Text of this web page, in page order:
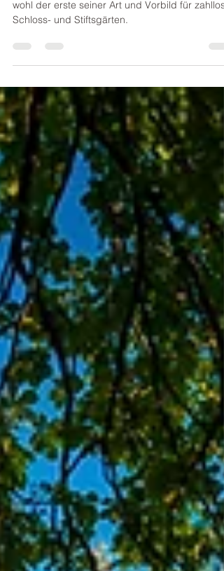
Der Zwergelgarten im Schlosspark Mirabell war
Schloss- und Stiftsgärten.